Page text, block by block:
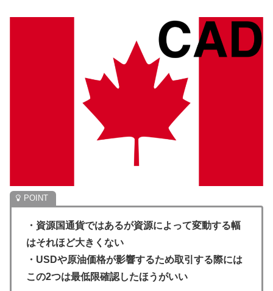
・資源国通貨ではあるが資源によって変動する幅
はそれほど大きくない
・USDや原油価格が影響するため取引する際には
この2つは最低限確認したほうがいい